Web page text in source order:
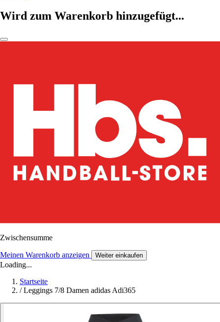
Wird zum Warenkorb hinzugefügt...
Zwischensumme
Meinen Warenkorb anzeigen Weiter einkaufen
Loading...
Startseite
/ Leggings 7/8 Damen adidas Adi365